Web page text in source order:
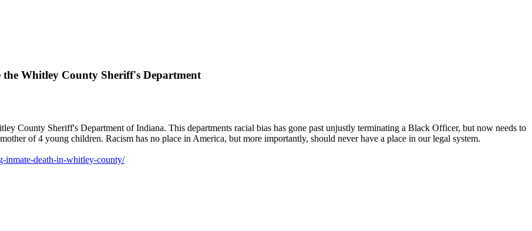
Whitley County Sheriff's Department
County Sheriff's Department of Indiana. This departments racial bias has gone past unjustly terminating a Black Officer, but now needs to
of 4 young children. Racism has no place in America, but more importantly, should never have a place in our legal system.
inmate-death-in-whitley-county/